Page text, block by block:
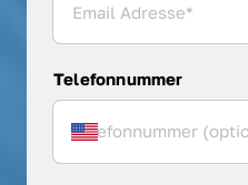
Telefonnummer